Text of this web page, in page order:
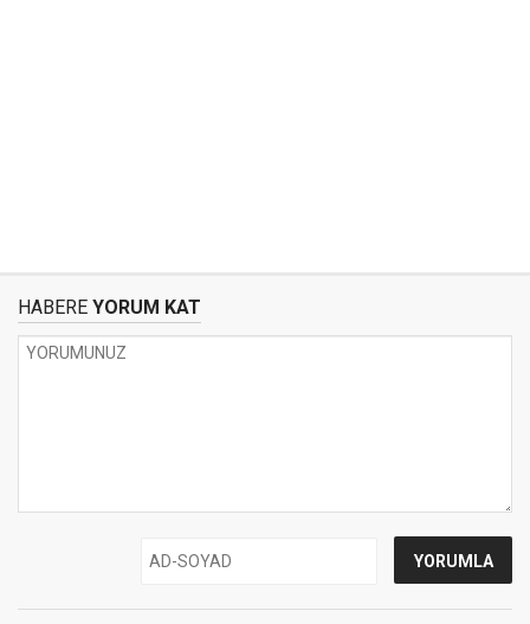
HABERE YORUM KAT